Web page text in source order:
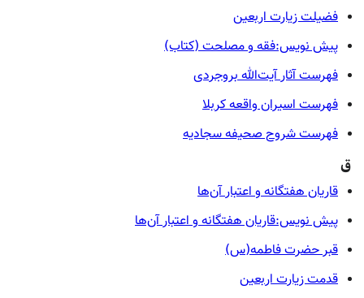
فضیلت زیارت اربعین
پیش نویس:فقه و مصلحت (کتاب)
فهرست آثار آیت‌الله بروجردی
فهرست اسیران واقعه کربلا
فهرست شروح صحیفه سجادیه
ق
قاریان هفتگانه و اعتبار آن‌ها
پیش نویس:قاریان هفتگانه و اعتبار آن‌ها
قبر حضرت فاطمه(س)
قدمت زیارت اربعین